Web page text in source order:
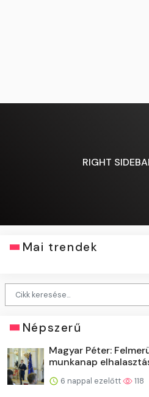
RIGHT
Mai trendek
Népszerű
Magyar Péter:
munkanap
6 nappal ezelőtt 118